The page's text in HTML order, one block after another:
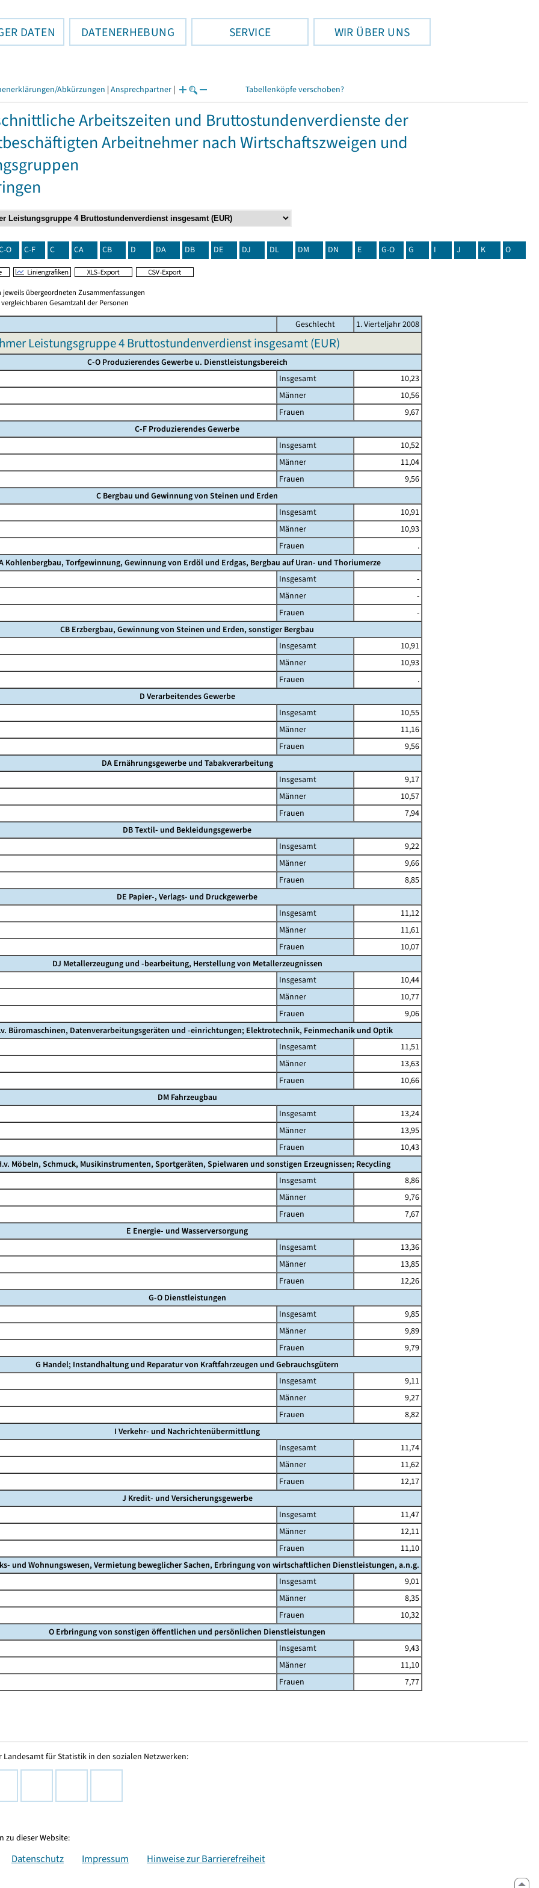
DATEN DATENERHEBUNG SERVICE WIR ÜBER UNS
Abkürzungen | Ansprechpartner | Tabellenköpfe verschoben?
Arbeitszeiten und Bruttostundenverdienste der
Arbeitnehmer nach Wirtschaftszweigen und
O C-F C CA CB D DA DB DE DJ DL DM DN E G-O G I J K O
jeweils übergeordneten Zusammenfassungen
Gesamtzahl der Personen
Geschlecht 1. Vierteljahr 2008
Leistungsgruppe 4 Bruttostundenverdienst insgesamt (EUR)
C-O Produzierendes Gewerbe u. Dienstleistungsbereich
Insgesamt
10,23
Männer
10,56
Frauen
9,67
C-F Produzierendes Gewerbe
Insgesamt
10,52
Männer
11,04
Frauen
9,56
C Bergbau und Gewinnung von Steinen und Erden
Insgesamt
10,91
Männer
10,93
Frauen
.
Kohlenbergbau, Torfgewinnung, Gewinnung von Erdöl und Erdgas, Bergbau auf Uran- und Thoriumerze
Insgesamt
-
Männer
-
Frauen
-
CB Erzbergbau, Gewinnung von Steinen und Erden, sonstiger Bergbau
Insgesamt
10,91
Männer
10,93
Frauen
.
D Verarbeitendes Gewerbe
Insgesamt
10,55
Männer
11,16
Frauen
9,56
DA Ernährungsgewerbe und Tabakverarbeitung
Insgesamt
9,17
Männer
10,57
Frauen
7,94
DB Textil- und Bekleidungsgewerbe
Insgesamt
9,22
Männer
9,66
Frauen
8,85
DE Papier-, Verlags- und Druckgewerbe
Insgesamt
11,12
Männer
11,61
Frauen
10,07
DJ Metallerzeugung und -bearbeitung, Herstellung von Metallerzeugnissen
Insgesamt
10,44
Männer
10,77
Frauen
9,06
Büromaschinen, Datenverarbeitungsgeräten und -einrichtungen; Elektrotechnik, Feinmechanik und Optik
Insgesamt
11,51
Männer
13,63
Frauen
10,66
DM Fahrzeugbau
Insgesamt
13,24
Männer
13,95
Frauen
10,43
Möbeln, Schmuck, Musikinstrumenten, Sportgeräten, Spielwaren und sonstigen Erzeugnissen; Recycling
Insgesamt
8,86
Männer
9,76
Frauen
7,67
E Energie- und Wasserversorgung
Insgesamt
13,36
Männer
13,85
Frauen
12,26
G-O Dienstleistungen
Insgesamt
9,85
Männer
9,89
Frauen
9,79
G Handel; Instandhaltung und Reparatur von Kraftfahrzeugen und Gebrauchsgütern
Insgesamt
9,11
Männer
9,27
Frauen
8,82
I Verkehr- und Nachrichtenübermittlung
Insgesamt
11,74
Männer
11,62
Frauen
12,17
J Kredit- und Versicherungsgewerbe
Insgesamt
11,47
Männer
12,11
Frauen
11,10
und Wohnungswesen, Vermietung beweglicher Sachen, Erbringung von wirtschaftlichen Dienstleistungen, a.n.g.
Insgesamt
9,01
Männer
8,35
Frauen
10,32
O Erbringung von sonstigen öffentlichen und persönlichen Dienstleistungen
Insgesamt
9,43
Männer
11,10
Frauen
7,77
Landesamt für Statistik in den sozialen Netzwerken:
zu dieser Website:
Datenschutz Impressum Hinweise zur Barrierefreiheit